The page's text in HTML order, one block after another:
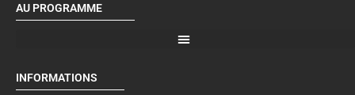
AU PROGRAMME
INFORMATIONS